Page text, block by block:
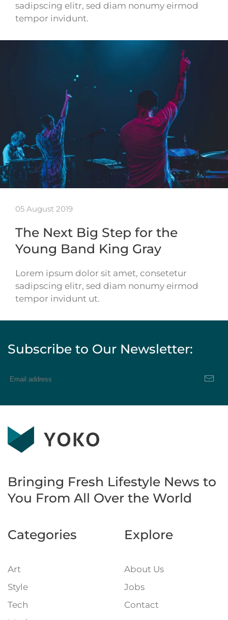
sadipscing elitr, sed diam nonumy eirmod
tempor invidunt.
05 August 2019
The Next Big Step for the
Young Band King Gray
Lorem ipsum dolor sit amet, consetetur
sadipscing elitr, sed diam nonumy eirmod
tempor invidunt ut.
Subscribe to Our Newsletter:
Bringing Fresh Lifestyle News to
You From All Over the World
Categories
Art
Style
Tech
Explore
About Us
Jobs
Contact